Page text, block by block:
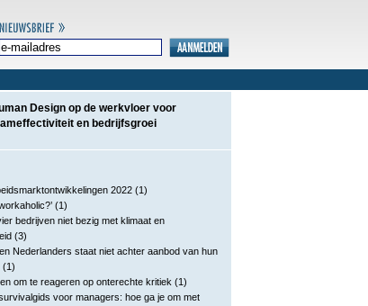
Design op de werkvloer voor
en bedrijfsgroei
2022 (1)
(1)
bedrijven niet bezig met klimaat en
(3)
Nederlanders staat niet achter aanbod van hun
(1)
om te reageren op onterechte kritiek (1)
voor managers: hoe ga je om met